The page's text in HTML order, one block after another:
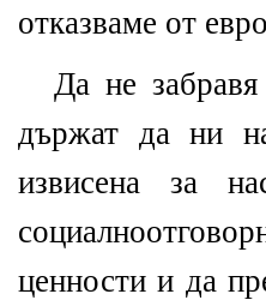
отказваме от
Да не
държат да ни
извисена за
ценности и да